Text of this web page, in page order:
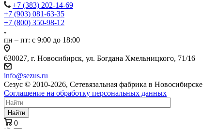
+7 (383) 202-14-69
+7 (903) 081-63-35
+7 (800) 350-98-12
пн – пт: с 9:00 до 18:00
630027, г. Новосибирск, ул. Богдана Хмельницкого, 71/16
info@sezus.ru
Сезус © 2010-2026, Сетевязальная фабрика в Новосибирске
Соглашение на обработку персональных данных
Найти
0